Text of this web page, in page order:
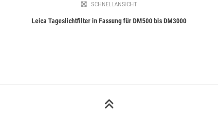
SCHNELLANSICHT
Leica Tageslichtfilter in Fassung für DM500 bis DM3000